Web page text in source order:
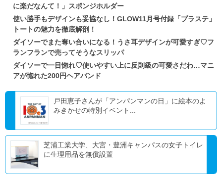
に楽だなんて！」スポンジホルダー
使い勝手もデザインも妥協なし！GLOW11月号付録「プラステ」
トートの魅力を徹底解剖！
ダイソーでまた奪い合いになる！うさ耳デザインが可愛すぎ♡フ
ランフランで売ってそうなスリッパ
ダイソーで一目惚れ♡使いやすい上に反則級の可愛さだわ…マニ
アが惚れた200円ヘアバンド
戸田恵子さんが「アンパンマンの日」に絵本のよ
みきかせの特別イベント...
芝浦工業大学、大宮・豊洲キャンパスの女子トイレ
に生理用品を無償設置